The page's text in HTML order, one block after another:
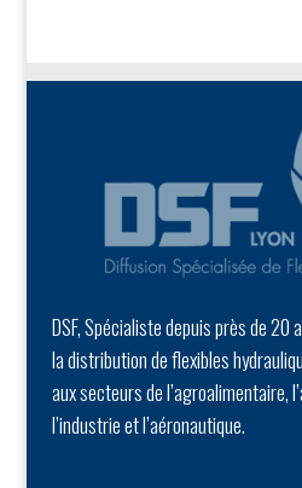
DSF, Spécialiste depuis près de 20
la distribution de flexibles
aux secteurs de l’agroalimentaire,
l’industrie et l’aéronautique.